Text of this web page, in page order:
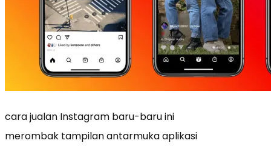
cara jualan Instagram baru-baru ini
merombak tampilan antarmuka aplikasi